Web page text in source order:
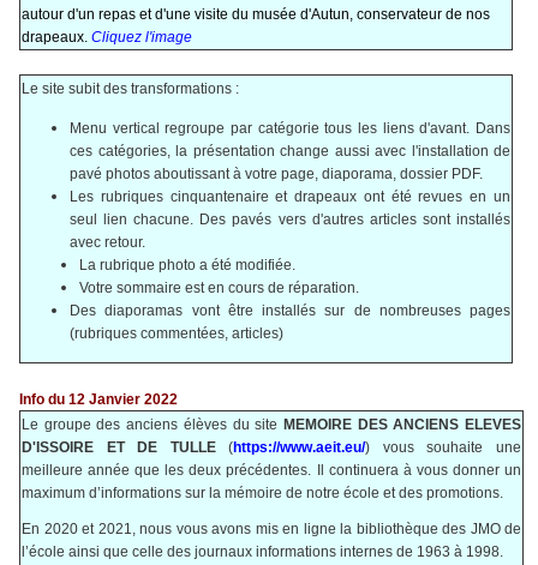
autour d'un repas et d'une visite du musée d'Autun, conservateur de nos
drapeaux. Cliquez l'image
Le site subit des transformations :
Menu vertical regroupe par catégorie tous les liens d'avant. Dans
ces catégories, la présentation change aussi avec l'installation de
pavé photos aboutissant à votre page, diaporama, dossier PDF.
Les rubriques cinquantenaire et drapeaux ont été revues en un
seul lien chacune. Des pavés vers d'autres articles sont installés
avec retour.
La rubrique photo a été modifiée.
Votre sommaire est en cours de réparation.
Des diaporamas vont être installés sur de nombreuses pages
(rubriques commentées, articles)
Info du 12 Janvier 2022
Le groupe des anciens élèves du site MEMOIRE DES ANCIENS ELEVES
D'ISSOIRE ET DE TULLE(https://www.aeit.eu/)
vous souhaite une
meilleure année que les deux précédentes. Il continuera à vous donner un
maximum d’informations sur la mémoire de notre école et des promotions.
En 2020 et 2021, nous vous avons mis en ligne la bibliothèque des JMO de
l’école ainsi que celle des journaux informations internes de 1963 à 1998.